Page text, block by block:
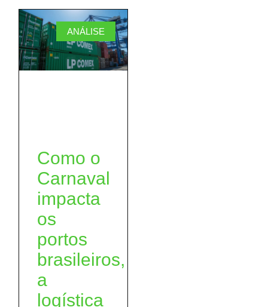
ANÁLISE
Como o
Carnaval
impacta
os
portos
brasileiros,
a
logística